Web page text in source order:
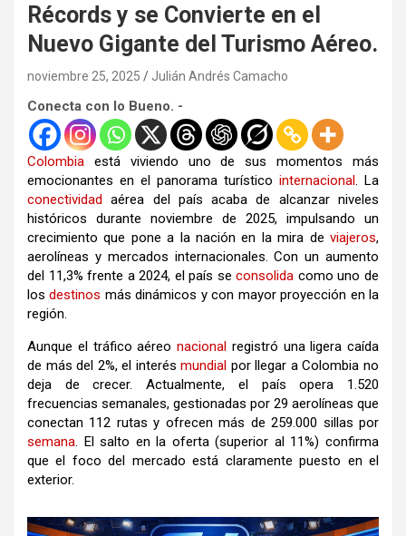
Récords y se Convierte en el
Nuevo Gigante del Turismo Aéreo.
noviembre 25, 2025 Julián Andrés Camacho
Conecta con lo Bueno. -
Colombia está viviendo uno de sus momentos más
emocionantes en el panorama turístico internacional. La
conectividad aérea del país acaba de alcanzar niveles
históricos durante noviembre de 2025, impulsando un
crecimiento que pone a la nación en la mira de viajeros,
aerolíneas y mercados internacionales. Con un aumento
del 11,3% frente a 2024, el país seconsolida como uno de
losdestinos más dinámicos y con mayor proyección en la
región.
Aunque el tráfico aéreo nacional registró una ligera caída
de más del 2%, el interésmundial por llegar a Colombia no
deja de crecer. Actualmente, el país opera 1.520
frecuencias semanales, gestionadas por 29 aerolíneas que
conectan 112 rutas y ofrecen más de 259.000 sillas por
semana. El salto en la oferta (superior al 11%) confirma
que el foco del mercado está claramente puesto en el
exterior.